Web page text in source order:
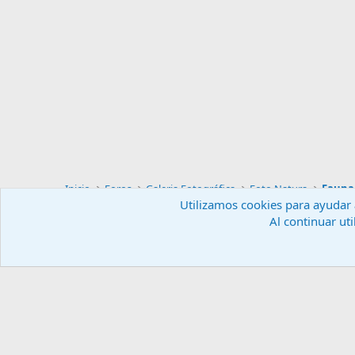
Inicio Foros Galeria Fotográfica Foto Natura
Utilizamos cookies para
Al continuar